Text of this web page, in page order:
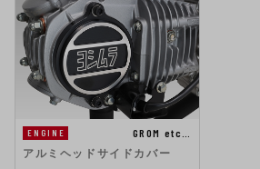
ENGINE
GROM etc…
アルミヘッドサイドカバー